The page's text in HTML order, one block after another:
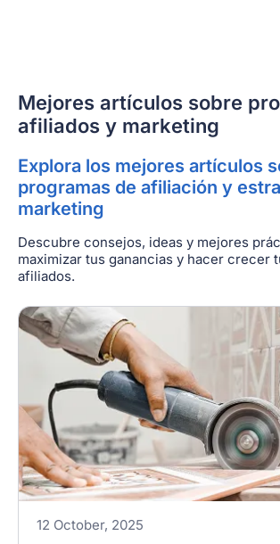
Mejores artículos sobre
afiliados y marketing
Explora los mejores artículos
programas de afiliación y
marketing
Descubre consejos, ideas y mejores
maximizar tus ganancias y hacer crecer
afiliados.
12 October, 2025